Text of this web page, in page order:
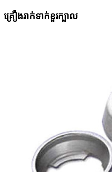
គ្រឿងរាក់ទាក់ខួរក្បាល